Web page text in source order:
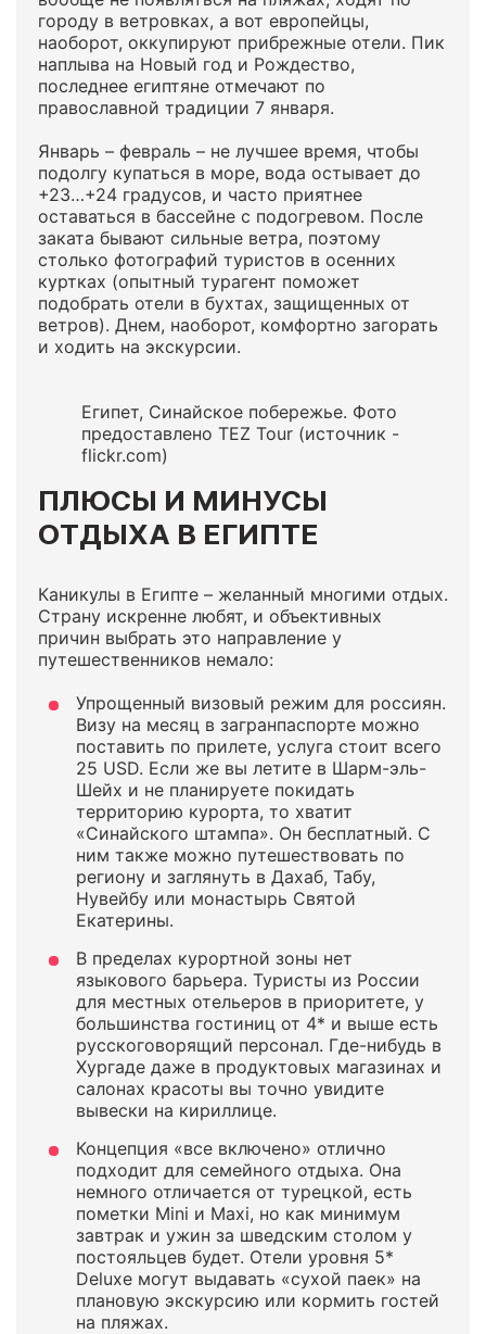
городу в ветровках, а вот европейцы,
наоборот, оккупируют прибрежные отели. Пик
наплыва на Новый год и Рождество,
последнее египтяне отмечают по
православной традиции 7 января.
Январь – февраль – не лучшее время, чтобы
подолгу купаться в море, вода остывает до
+23…+24 градусов, и часто приятнее
оставаться в бассейне с подогревом. После
заката бывают сильные ветра, поэтому
столько фотографий туристов в осенних
куртках (опытный турагент поможет
подобрать отели в бухтах, защищенных от
ветров). Днем, наоборот, комфортно загорать
и ходить на экскурсии.
Египет, Синайское побережье. Фото
предоставлено TEZ Tour (источник -
flickr.com)
ПЛЮСЫ И МИНУСЫ
ОТДЫХА В ЕГИПТЕ
Каникулы в Египте – желанный многими отдых.
Страну искренне любят, и объективных
причин выбрать это направление у
путешественников немало:
Упрощенный визовый режим для россиян.
Визу на месяц в загранпаспорте можно
поставить по прилете, услуга стоит всего
25 USD. Если же вы летите в Шарм-эль-
Шейх и не планируете покидать
территорию курорта, то хватит
«Синайского штампа». Он бесплатный. С
ним также можно путешествовать по
региону и заглянуть в Дахаб, Табу,
Нувейбу или монастырь Святой
Екатерины.
В пределах курортной зоны нет
языкового барьера. Туристы из России
для местных отельеров в приоритете, у
большинства гостиниц от 4* и выше есть
русскоговорящий персонал. Где-нибудь в
Хургаде даже в продуктовых магазинах и
салонах красоты вы точно увидите
вывески на кириллице.
Концепция «все включено» отлично
подходит для семейного отдыха. Она
немного отличается от турецкой, есть
пометки Mini и Maxi, но как минимум
завтрак и ужин за шведским столом у
постояльцев будет. Отели уровня 5*
Deluxe могут выдавать «сухой паек» на
плановую экскурсию или кормить гостей
на пляжах.